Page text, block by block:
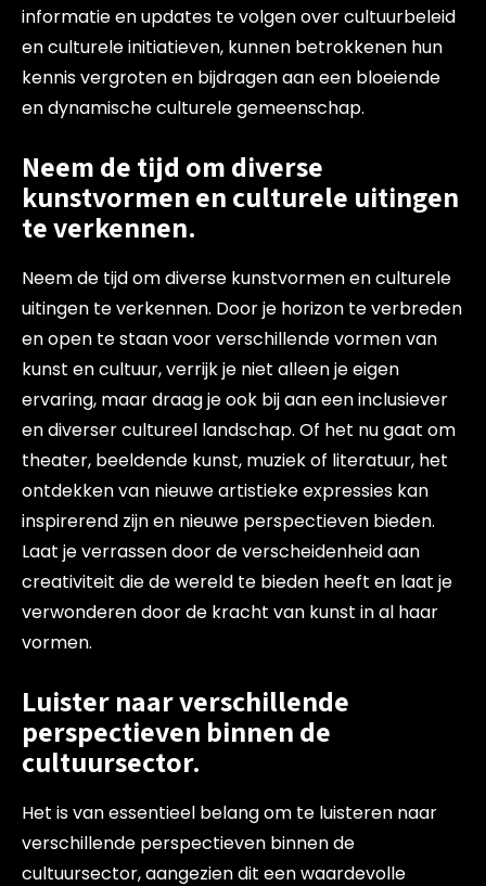
informatie en updates te volgen over cultuurbeleid
en culturele initiatieven, kunnen betrokkenen hun
kennis vergroten en bijdragen aan een bloeiende
en dynamische culturele gemeenschap.
Neem de tijd om diverse
kunstvormen en culturele uitingen
te verkennen.
Neem de tijd om diverse kunstvormen en culturele
uitingen te verkennen. Door je horizon te verbreden
en open te staan voor verschillende vormen van
kunst en cultuur, verrijk je niet alleen je eigen
ervaring, maar draag je ook bij aan een inclusiever
en diverser cultureel landschap. Of het nu gaat om
theater, beeldende kunst, muziek of literatuur, het
ontdekken van nieuwe artistieke expressies kan
inspirerend zijn en nieuwe perspectieven bieden.
Laat je verrassen door de verscheidenheid aan
creativiteit die de wereld te bieden heeft en laat je
verwonderen door de kracht van kunst in al haar
vormen.
Luister naar verschillende
perspectieven binnen de
cultuursector.
Het is van essentieel belang om te luisteren naar
verschillende perspectieven binnen de
cultuursector, aangezien dit een waardevolle